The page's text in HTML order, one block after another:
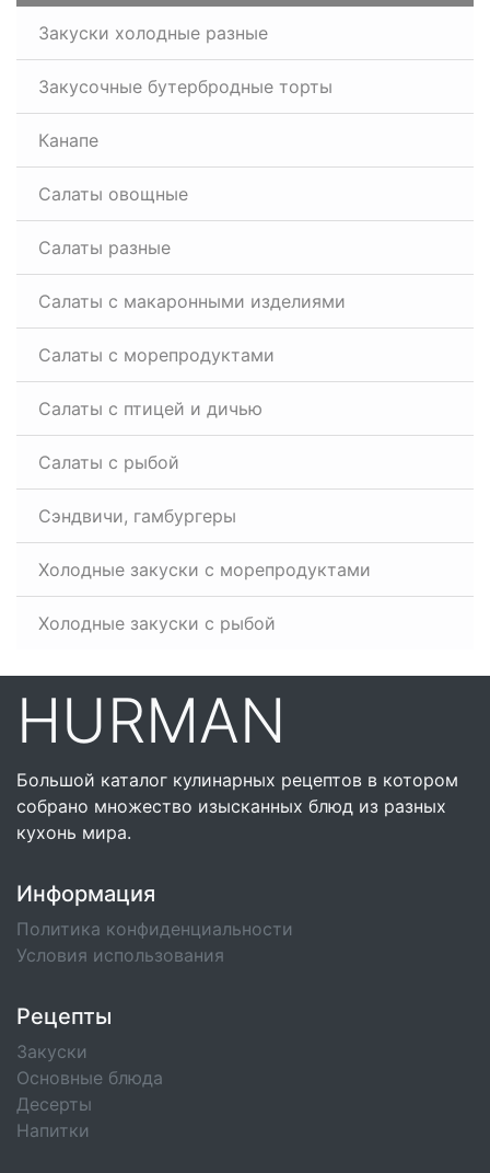
Закуски холодные разные
Закусочные бутербродные торты
Канапе
Салаты овощные
Салаты разные
Салаты с макаронными изделиями
Салаты с морепродуктами
Салаты с птицей и дичью
Салаты с рыбой
Сэндвичи, гамбургеры
Холодные закуски с морепродуктами
Холодные закуски с рыбой
HURMAN
Большой каталог кулинарных рецептов в котором
собрано множество изысканных блюд из разных
кухонь мира.
Информация
Политика конфиденциальности
Условия использования
Рецепты
Закуски
Основные блюда
Десерты
Напитки